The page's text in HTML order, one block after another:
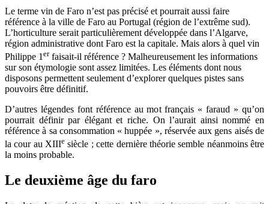
Le terme vin de Faro n’est pas précisé et pourrait aussi faire
référence à la ville de Faro au Portugal (région de l’extrême sud).
L’horticulture serait particulièrement développée dans l’Algarve,
région administrative dont Faro est la capitale. Mais alors à quel vin
Philippe 1 erfaisait-il référence ? Malheureusement les informations
sur son étymologie sont assez limitées. Les éléments dont nous
disposons permettent seulement d’explorer quelques pistes sans
pouvoirs être définitif.
D’autres légendes font référence au mot français « faraud » qu’on
pourrait définir par élégant et riche. On l’aurait ainsi nommé en
référence à sa consommation « huppée », réservée aux gens aisés de
la cour au XIIIe siècle ; cette dernière théorie semble néanmoins être
la moins probable.
Le deuxième âge du faro